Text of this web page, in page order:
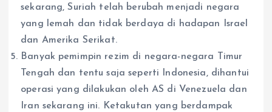
sekarang, Suriah telah berubah menjadi negara
yang lemah dan tidak berdaya di hadapan Israel
dan Amerika Serikat.
Banyak pemimpin rezim di negara-negara Timur
Tengah dan tentu saja seperti Indonesia, dihantui
operasi yang dilakukan oleh AS di Venezuela dan
Iran sekarang ini. Ketakutan yang berdampak